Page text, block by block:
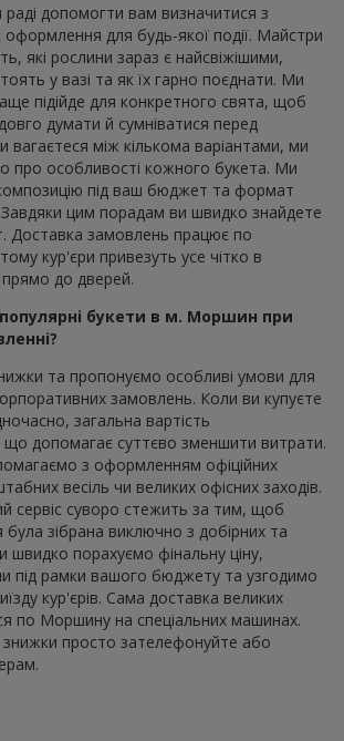
допомогти вам визначитися з
оформлення для будь-якої події. Майстри
які рослини зараз є найсвіжішими,
у вазі та як їх гарно поєднати. Ми
підійде для конкретного свята, щоб
думати й сумніватися перед
вагаєтеся між кількома варіантами, ми
про особливості кожного букета. Ми
під ваш бюджет та формат
Завдяки цим порадам ви швидко знайдете
Доставка замовлень працює по
кур'єри привезуть усе чітко в
до дверей.
букети в м. Моршин при
та пропонуємо особливі умови для
замовлень. Коли ви купуєте
загальна вартість
що допомагає суттєво зменшити витрати.
з оформленням офіційних
весіль чи великих офісних заходів.
сервіс суворо стежить за тим, щоб
зібрана виключно з добірних та
швидко порахуємо фінальну ціну,
під рамки вашого бюджету та узгодимо
кур'єрів. Сама доставка великих
по Моршину на спеціальних машинах.
просто зателефонуйте або